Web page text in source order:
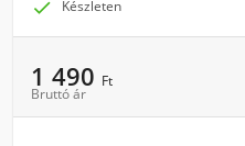
 Készleten
1 490 Ft
Bruttó ár